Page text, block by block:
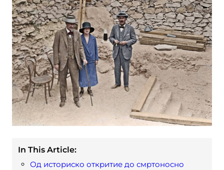
In This Article:
Од историско откритие до смртоносно